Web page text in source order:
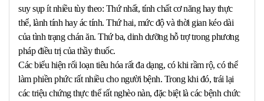
suy sụp ít nhiều tùy theo: Thứ nhất, tính chất cơ năng hay thực
thể, lành tính hay ác tính. Thứ hai, mức độ và thời gian kéo dài
của tình trạng chán ăn. Thứ ba, dinh dưỡng hỗ trợ trong phương
pháp điều trị của thầy thuốc.
Các biểu hiện rối loạn tiêu hóa rất đa dạng, có khi rầm rộ, có thể
làm phiền phức rất nhiều cho người bệnh. Trong khi đó, trái lại
các triệu chứng thực thể rất nghèo nàn, đặc biệt là các bệnh chức